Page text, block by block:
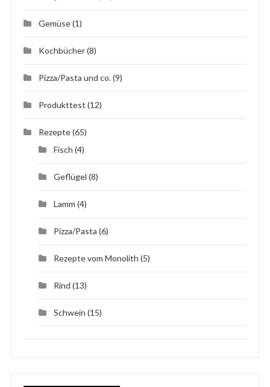
Gemüse(1)
Kochbücher(8)
Pizza/Pasta und co.(9)
Produkttest (12)
Rezepte(65)
Fisch (4)
Geflügel (8)
Lamm (4)
Pizza/Pasta (6)
Rezepte vom Monolith (5)
Rind (13)
Schwein (15)